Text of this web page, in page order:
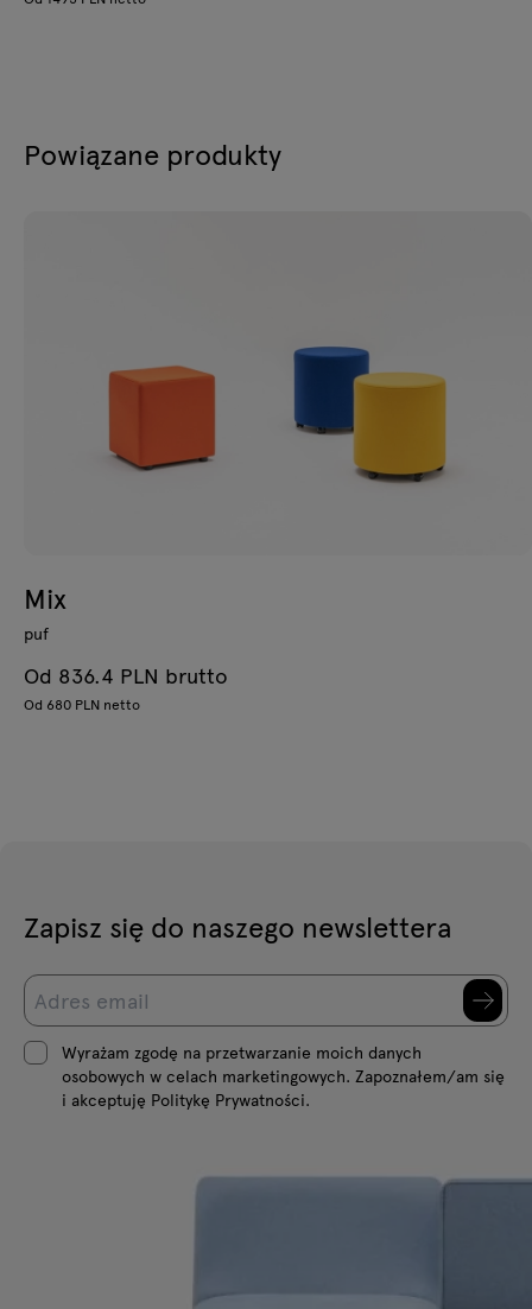
Powiązane produkty
Mix
puf
Od 836.4 PLN brutto
Od 680 PLN netto
Zapisz się do naszego newslettera
Wyrażam zgodę na przetwarzanie moich danych
osobowych w celach marketingowych. Zapoznałem/am się
i akceptuję Politykę Prywatności.